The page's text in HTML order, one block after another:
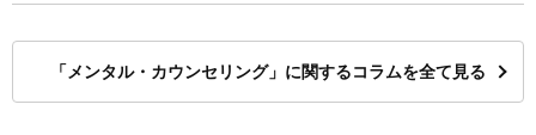
「メンタル・カウンセリング」に関するコラムを全て見る